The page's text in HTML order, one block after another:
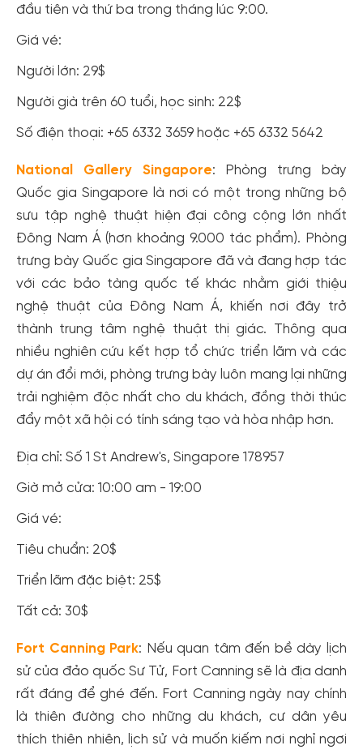
đầu tiên và thứ ba trong tháng lúc 9:00.
Giá vé:
Người lớn: 29$
Người già trên 60 tuổi, học sinh: 22$
Số điện thoại: +65 6332 3659 hoặc +65 6332 5642
National Gallery Singapore: Phòng trưng bày
Quốc gia Singapore là nơi có một trong những bộ
sưu tập nghệ thuật hiện đại công cộng lớn nhất
Đông Nam Á (hơn khoảng 9.000 tác phẩm). Phòng
trưng bày Quốc gia Singapore đã và đang hợp tác
với các bảo tàng quốc tế khác nhằm giới thiệu
nghệ thuật của Đông Nam Á, khiến nơi đây trở
thành trung tâm nghệ thuật thị giác. Thông qua
nhiều nghiên cứu kết hợp tổ chức triển lãm và các
dự án đổi mới, phòng trưng bày luôn mang lại những
trải nghiệm độc nhất cho du khách, đồng thời thúc
đẩy một xã hội có tính sáng tạo và hòa nhập hơn.
Địa chỉ: Số 1 St Andrew's, Singapore 178957
Giờ mở cửa: 10:00 am - 19:00
Giá vé:
Tiêu chuẩn: 20$
Triển lãm đặc biệt: 25$
Tất cả: 30$
Fort Canning Park: Nếu quan tâm đến bề dày lịch
sử của đảo quốc Sư Tử, Fort Canning sẽ là địa danh
rất đáng để ghé đến. Fort Canning ngày nay chính
là thiên đường cho những du khách, cư dân yêu
thích thiên nhiên, lịch sử và muốn kiếm nơi nghỉ ngơi